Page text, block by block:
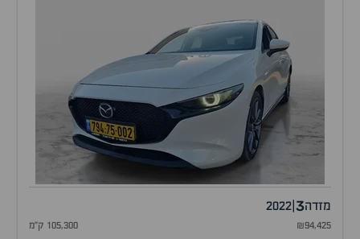
מזדה3
2022
₪94,425 105,300 ק"מ